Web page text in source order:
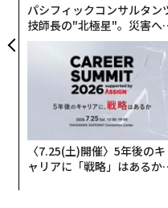
パシフィックコンサルタン
技師長の"北極星"。災害へ
無力感を乗り越え見つけた
防災一筋20年の答え
〈7.25(土)開催〉5年後のキ
ャリアに「戦略」はあるか